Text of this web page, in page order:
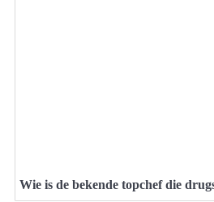
Wie is de bekende topchef die